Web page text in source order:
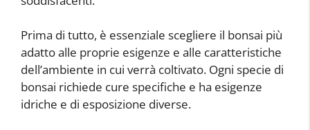
Prima di tutto, è essenziale scegliere il bonsai più
adatto alle proprie esigenze e alle caratteristiche
dell’ambiente in cui verrà coltivato. Ogni specie di
bonsai richiede cure specifiche e ha esigenze
idriche e di esposizione diverse.